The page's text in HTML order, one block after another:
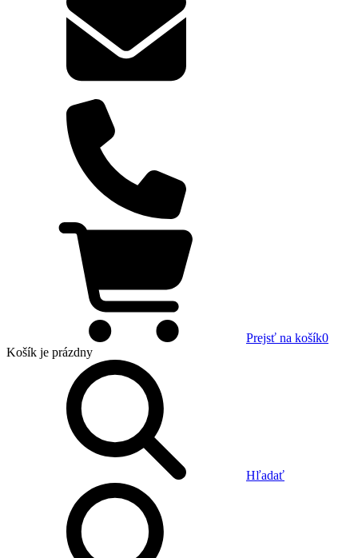
Prejsť na košík0
Košík je prázdny
Hľadať